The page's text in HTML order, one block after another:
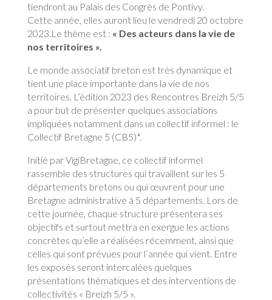
tiendront au Palais des Congrès de Pontivy.
Cette année, elles auront lieu le vendredi 20 octobre
2023.Le thème est : « Des acteurs dans la vie de
nos territoires ».
Le monde associatif breton est très dynamique et
tient une place importante dans la vie de nos
territoires. L’édition 2023 des Rencontres Breizh 5/5
a pour but de présenter quelques associations
impliquées notamment dans un collectif informel : le
Collectif Bretagne 5 (CB5)*.
Initié par VigiBretagne, ce collectif informel
rassemble des structures qui travaillent sur les 5
départements bretons ou qui œuvrent pour une
Bretagne administrative à 5 départements. Lors de
cette journée, chaque structure présentera ses
objectifs et surtout mettra en exergue les actions
concrètes qu’elle a réalisées récemment, ainsi que
celles qui sont prévues pour l’année qui vient. Entre
les exposés seront intercalées quelques
présentations thématiques et des interventions de
collectivités « Breizh 5/5 ».